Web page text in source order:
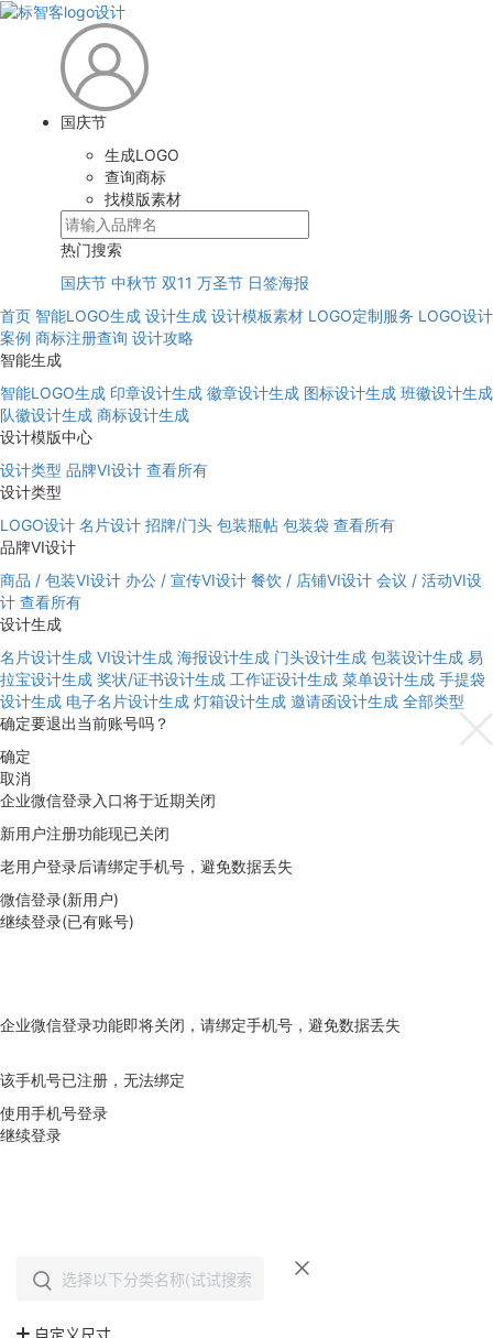
国庆节
生成LOGO
查询商标
找模版素材
热门搜索
国庆节 中秋节 双11 万圣节 日签海报
首页 智能LOGO生成 设计生成 设计模板素材 LOGO定制服务 LOGO设计
案例 商标注册查询 设计攻略
智能生成
智能LOGO生成 印章设计生成 徽章设计生成 图标设计生成 班徽设计生成
队徽设计生成 商标设计生成
设计模版中心
设计类型 品牌VI设计 查看所有
设计类型
LOGO设计 名片设计 招牌/门头 包装瓶帖 包装袋 查看所有
品牌VI设计
商品 / 包装VI设计 办公 / 宣传VI设计 餐饮 / 店铺VI设计 会议 / 活动VI设
计 查看所有
设计生成
名片设计生成 VI设计生成 海报设计生成 门头设计生成 包装设计生成 易
拉宝设计生成 奖状/证书设计生成 工作证设计生成 菜单设计生成 手提袋
设计生成 电子名片设计生成 灯箱设计生成 邀请函设计生成 全部类型
确定要退出当前账号吗？
确定
取消
企业微信登录入口将于近期关闭
新用户注册功能现已关闭
老用户登录后请绑定手机号，避免数据丢失
微信登录(新用户)
继续登录(已有账号)
企业微信登录功能即将关闭，请绑定手机号，避免数据丢失
该手机号已注册，无法绑定
使用手机号登录
继续登录